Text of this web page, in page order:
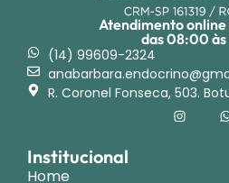
Atendimento online
das 08:00 às
(14) 99609-2324
R. Coronel Fonseca, 503.
Institucional
Home